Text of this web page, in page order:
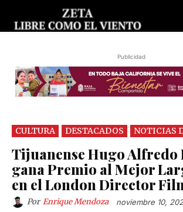
Publicidad
CULTURA DESTACADOS NOTICIAS
Tijuanense Hugo Alfredo
gana Premio al Mejor
en el London Director
Por Enrique Mendoza noviembre 10,